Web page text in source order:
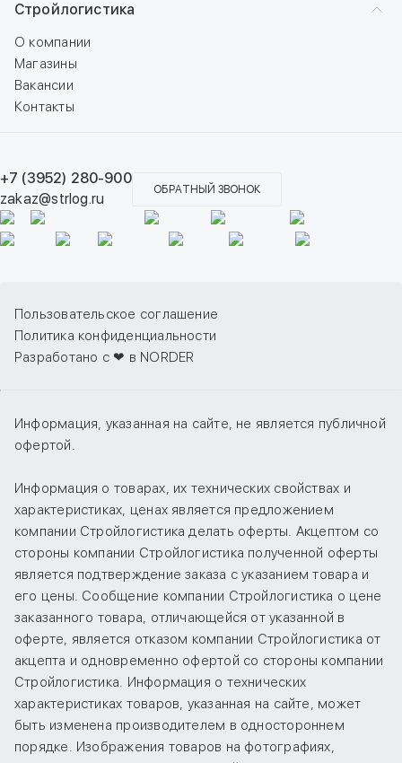
Стройлогистика
О компании
Магазины
Вакансии
Контакты
+7 (3952) 280-900
zakaz@strlog.ru
ОБРАТНЫЙ ЗВОНОК
Пользовательское соглашение
Политика конфиденциальности
Разработано с ❤ в NORDER
Информация, указанная на сайте, не является публичной
офертой.
Информация о товарах, их технических свойствах и
характеристиках, ценах является предложением
компании Стройлогистика делать оферты. Акцептом со
стороны компании Стройлогистика полученной оферты
является подтверждение заказа с указанием товара и
его цены. Сообщение компании Стройлогистика о цене
заказанного товара, отличающейся от указанной в
оферте, является отказом компании Стройлогистика от
акцепта и одновременно офертой со стороны компании
Стройлогистика. Информация о технических
характеристиках товаров, указанная на сайте, может
быть изменена производителем в одностороннем
порядке. Изображения товаров на фотографиях,